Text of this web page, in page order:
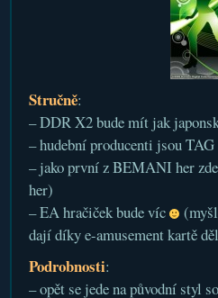
Stručně:
– DDR X2 bude mít jak
– hudební producenti jsou
– jako první z BEMANI her
her)
– EA hračiček bude víc
dají díky e-amusement kartě
Podrobnosti:
– opět se jede na původní styl